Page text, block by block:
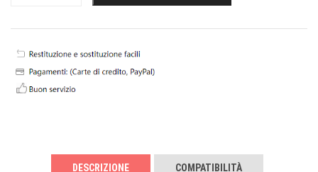
DESCRIZIONE COMPATIBILITÀ